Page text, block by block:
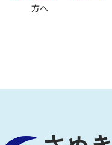
方へ